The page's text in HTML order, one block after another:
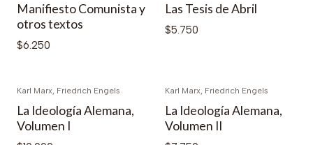
Manifiesto Comunista y
otros textos
$6.250
Las Tesis de Abril
$5.750
Karl Marx, Friedrich Engels
La Ideología Alemana,
Volumen I
Karl Marx, Friedrich Engels
La Ideología Alemana,
Volumen II